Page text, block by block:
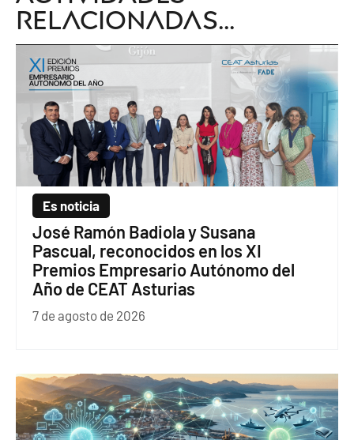
relacionadas...
Es noticia
José Ramón Badiola y Susana
Pascual, reconocidos en los XI
Premios Empresario Autónomo del
Año de CEAT Asturias
7 de agosto de 2026